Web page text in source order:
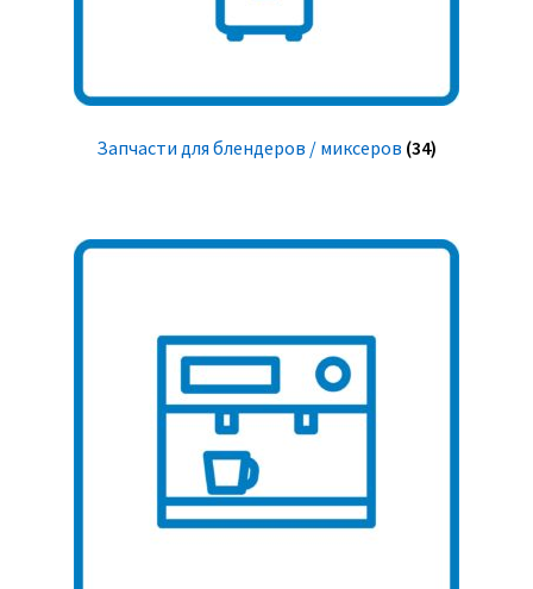
Запчасти для блендеров / миксеров (34)